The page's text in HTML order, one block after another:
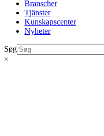
Branscher
Tjänster
Kunskapscenter
Nyheter
Søg
×